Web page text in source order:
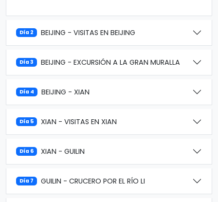
Día 2 BEIJING - VISITAS EN BEIJING
Día 3 BEIJING - EXCURSIÓN A LA GRAN MURALLA
Día 4 BEIJING - XIAN
Día 5 XIAN - VISITAS EN XIAN
Día 6 XIAN - GUILIN
Día 7 GUILIN - CRUCERO POR EL RÍO LI